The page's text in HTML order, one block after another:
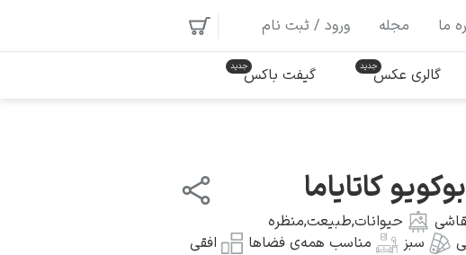
ما مجله ورود / ثبت نام
گالری عکس گیفت باکس
کاتایاما
حیوانات,طبیعت,منظره
سبز مناسب همه‌ی فضاها
افقی